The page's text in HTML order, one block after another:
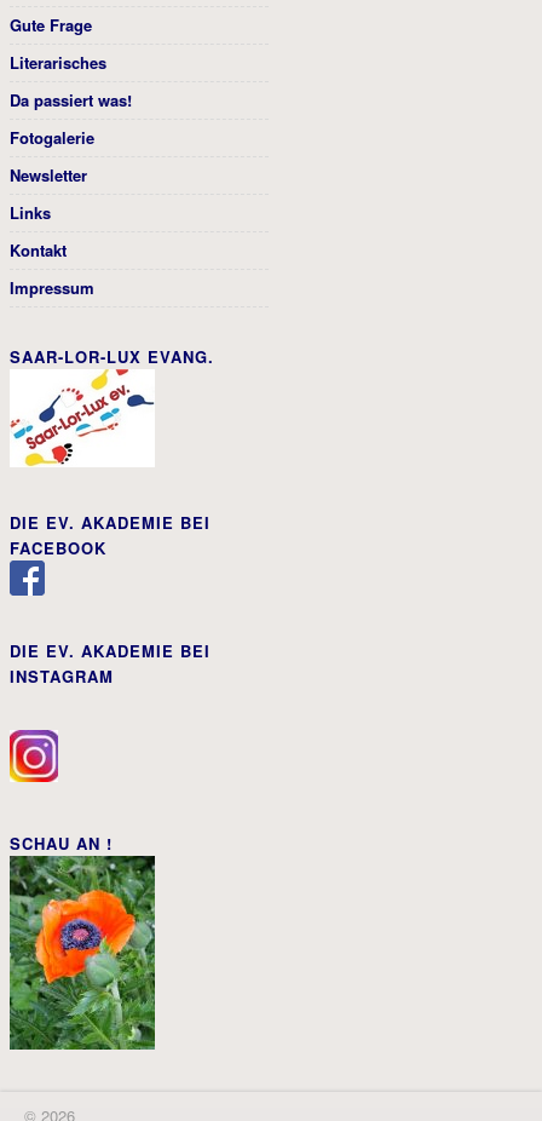
Gute Frage
Literarisches
Da passiert was!
Fotogalerie
Newsletter
Links
Kontakt
Impressum
SAAR-LOR-LUX EVANG.
DIE EV. AKADEMIE BEI
FACEBOOK
DIE EV. AKADEMIE BEI
INSTAGRAM
SCHAU AN !
© 2026